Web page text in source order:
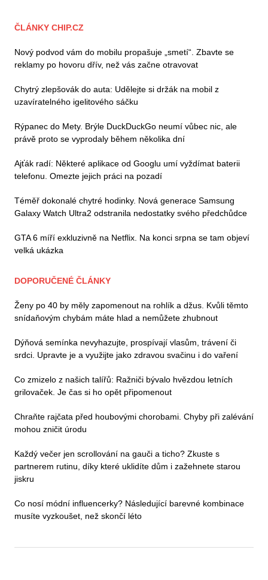
ČLÁNKY CHIP.CZ
Nový podvod vám do mobilu propašuje „smetí“. Zbavte se
reklamy po hovoru dřív, než vás začne otravovat
Chytrý zlepšovák do auta: Udělejte si držák na mobil z
uzavíratelného igelitového sáčku
Rýpanec do Mety. Brýle DuckDuckGo neumí vůbec nic, ale
právě proto se vyprodaly během několika dní
Ajťák radí: Některé aplikace od Googlu umí vyždímat baterii
telefonu. Omezte jejich práci na pozadí
Téměř dokonalé chytré hodinky. Nová generace Samsung
Galaxy Watch Ultra2 odstranila nedostatky svého předchůdce
GTA 6 míří exkluzivně na Netflix. Na konci srpna se tam objeví
velká ukázka
DOPORUČENÉ ČLÁNKY
Ženy po 40 by měly zapomenout na rohlík a džus. Kvůli těmto
snídaňovým chybám máte hlad a nemůžete zhubnout
Dýňová semínka nevyhazujte, prospívají vlasům, trávení či
srdci. Upravte je a využijte jako zdravou svačinu i do vaření
Co zmizelo z našich talířů: Ražniči bývalo hvězdou letních
grilovaček. Je čas si ho opět připomenout
Chraňte rajčata před houbovými chorobami. Chyby při zalévání
mohou zničit úrodu
Každý večer jen scrollování na gauči a ticho? Zkuste s
partnerem rutinu, díky které uklidíte dům i zažehnete starou
jiskru
Co nosí módní influencerky? Následující barevné kombinace
musíte vyzkoušet, než skončí léto